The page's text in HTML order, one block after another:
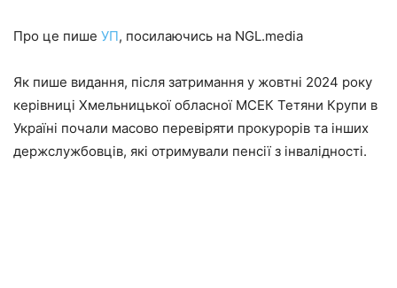
Про це пише УП, посилаючись на NGL.media
Як пише видання, після затримання у жовтні 2024 року
керівниці Хмельницької обласної МСЕК Тетяни Крупи в
Україні почали масово перевіряти прокурорів та інших
держслужбовців, які отримували пенсії з інвалідності.